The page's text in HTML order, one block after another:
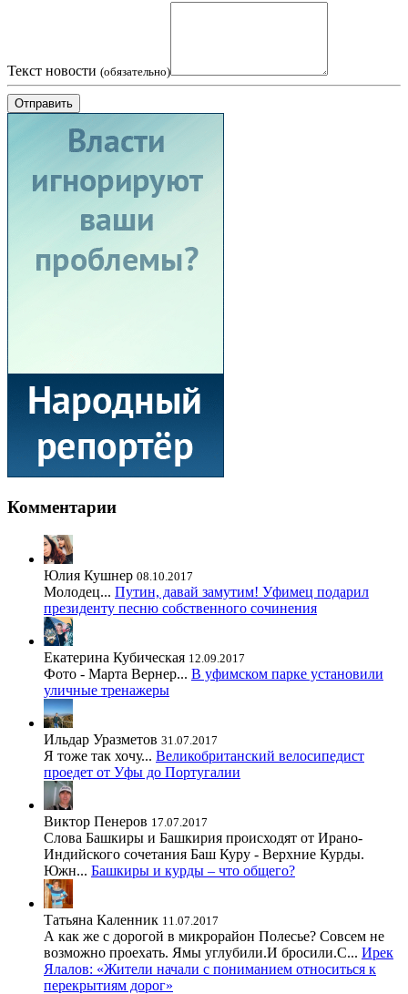
Текст новости (обязательно)
Отправить
Комментарии
Юлия Кушнер 08.10.2017
Молодец... Путин, давай замутим! Уфимец подарил
президенту песню собственного сочинения
Екатерина Кубическая 12.09.2017
Фото - Марта Вернер... В уфимском парке установили
уличные тренажеры
Ильдар Уразметов 31.07.2017
Я тоже так хочу... Великобританский велосипедист
проедет от Уфы до Португалии
Виктор Пенеров 17.07.2017
Слова Башкиры и Башкирия происходят от Ирано-
Индийского сочетания Баш Куру - Верхние Курды.
Южн... Башкиры и курды – что общего?
Татьяна Каленник 11.07.2017
А как же с дорогой в микрорайон Полесье? Совсем не
возможно проехать. Ямы углубили.И бросили.С... Ирек
Ялалов: «Жители начали с пониманием относиться к
перекрытиям дорог»